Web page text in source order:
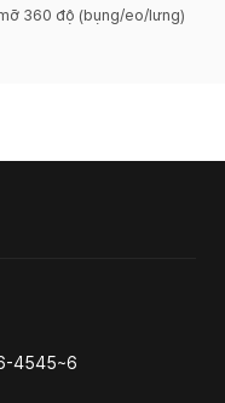
360 độ (bụng/eo/lưng)
4545~6